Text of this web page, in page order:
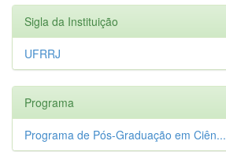
Sigla da Instituição
UFRRJ
Programa
Programa de Pós-Graduação em Ciên...